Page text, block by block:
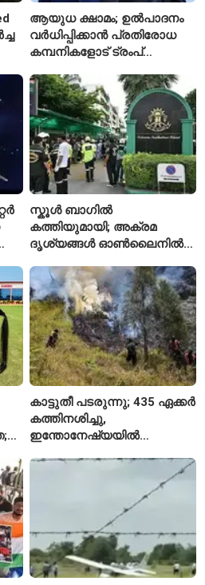
ആയുധ ക്ഷാമം; ഉൽപാദനം
വർധിപ്പിക്കാൻ പ്രതിരോധ
കമ്പനികളോട് ട്രംപ്
സ്കൂൾ ബാഗിൽ
കത്തിയുമായി; അക്രമ
ദൃശ്യങ്ങൾ ഓൺലൈനിൽ
കൗമാരക്കാരൻ
കാട്ടുതീ പടരുന്നു; 435 ഏക്കർ
കത്തിനശിച്ചു,
ഇന്തോനേഷ്യയിൽ